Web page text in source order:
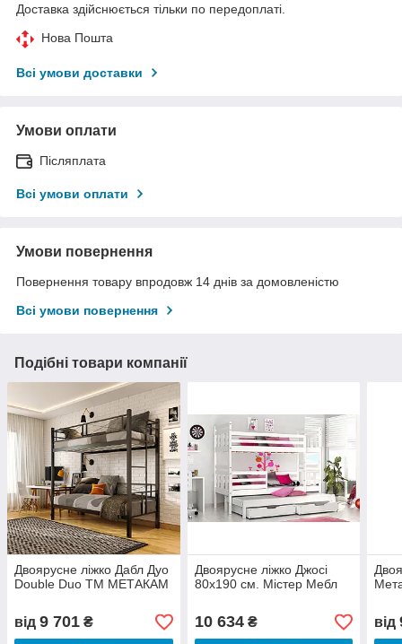
Доставка здійснюється тільки по передоплаті.
Нова Пошта
Всі умови доставки
Умови оплати
Післяплата
Всі умови оплати
Умови повернення
Повернення товару впродовж 14 днів за домовленістю
Всі умови повернення
Подібні товари компанії
Двоярусне ліжко Дабл Дуо
Double Duo ТМ МЕТАКАМ
від 9 701 ₴
Двоярусне ліжко Джосі
80х190 см. Містер Мебл
10 634₴ від